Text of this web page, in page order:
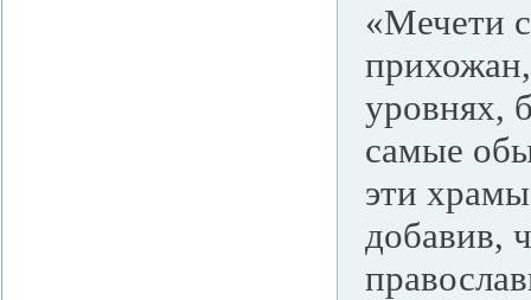
«Мечети
уровнях,
самые
эти
добавив,